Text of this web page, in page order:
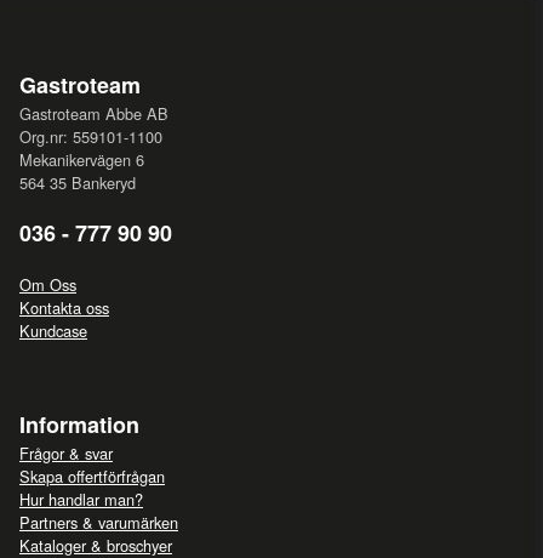
Gastroteam
Gastroteam Abbe AB
Org.nr: 559101-1100
Mekanikervägen 6
564 35 Bankeryd
036 - 777 90 90
Om Oss
Kontakta oss
Kundcase
Information
Frågor & svar
Skapa offertförfrågan
Hur handlar man?
Partners & varumärken
Kataloger & broschyer